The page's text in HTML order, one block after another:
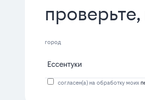
город
согласен(а) на обработку моих